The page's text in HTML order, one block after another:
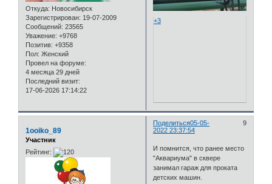
Откуда: Новосибирск
Зарегистрирован: 19-07-2009
Сообщений: 23565
Уважение: +9768
Позитив: +9358
Пол: Женский
Провел на форуме:
4 месяца 29 дней
Последний визит:
17-06-2026 17:14:22
+3
Поделиться 9
05-05-
2022 23:37:54
1ooiko_89
Участник
Рейтинг:
И помнится, что ранее место
"Аквариума" в сквере
занимал гараж для проката
детских машин.